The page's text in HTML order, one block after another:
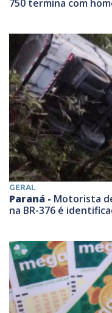
750 termina com
GERAL
Paraná - Motorista
na BR-376 é